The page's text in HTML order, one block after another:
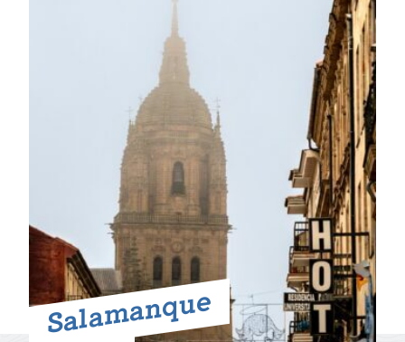
Salamanque